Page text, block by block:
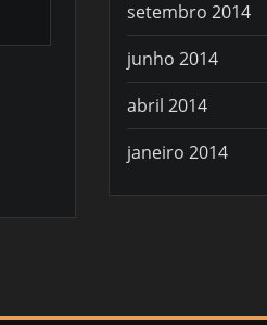
setembro 2014
junho 2014
abril 2014
janeiro 2014